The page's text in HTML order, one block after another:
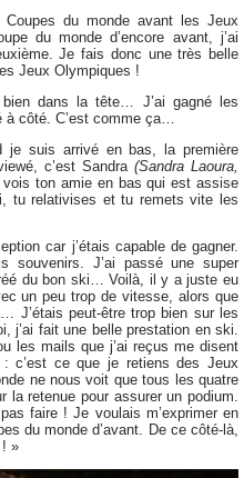
du monde avant les Jeux
du monde d’encore avant, j’ai
Je fais donc une très belle
Jeux Olympiques !
dans la tête… J’ai gagné les
côté. C’est comme ça…
je suis arrivé en bas, la première
c’est Sandra (Sandra Laoura,
vois ton amie en bas qui est assise
tu relativises et tu remets vite les
car j’étais capable de gagner.
souvenirs. J’ai passé une super
du bon ski… Voilà, il y a juste eu
un peu trop de vitesse, alors que
J’étais peut-être trop bien sur les
j’ai fait une belle prestation en ski.
les mails que j’ai reçus me disent
: c’est ce que je retiens des Jeux
ne nous voit que tous les quatre
la retenue pour assurer un podium.
faire ! Je voulais m’exprimer en
du monde d’avant. De ce côté-là,
! »